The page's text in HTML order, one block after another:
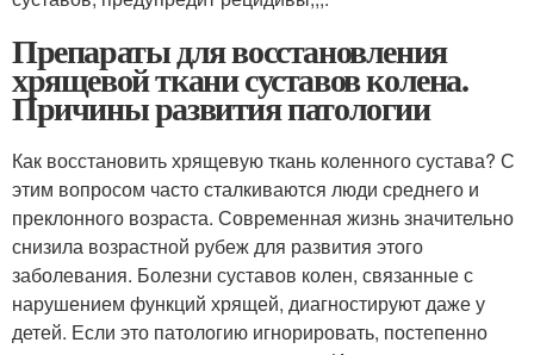
Препараты для восстановления
хрящевой ткани суставов колена.
Причины развития патологии
Как восстановить хрящевую ткань коленного сустава? С
этим вопросом часто сталкиваются люди среднего и
преклонного возраста. Современная жизнь значительно
снизила возрастной рубеж для развития этого
заболевания. Болезни суставов колен, связанные с
нарушением функций хрящей, диагностируют даже у
детей. Если это патологию игнорировать, постепенно